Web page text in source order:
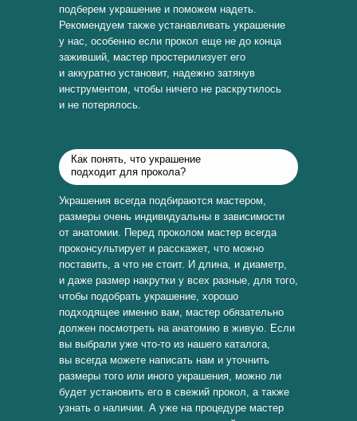
подберем украшение и поможем надеть.
Рекомендуем также устанавливать украшение
у нас, особенно если прокол еще не до конца
заживший, мастер простерилизует его
и аккуратно установит, надежно затянув
инструментом, чтобы ничего не раскрутилось
и не потерялось.
Как понять, что украшение
подходит для прокола?
Украшения всегда подбираются мастером,
размеры очень индивидуальны в зависимости
от анатомии. Перед проколом мастер всегда
проконсультирует и расскажет, что можно
поставить, а что не стоит. И длина, и диаметр,
и даже размер накрутки у всех разные, для того,
чтобы подобрать украшение, хорошо
подходящее именно вам, мастер обязательно
должен посмотреть на анатомию в живую. Если
вы выбрали уже что-то из нашего каталога,
вы всегда можете написать нам и уточнить
размеры того или иного украшения, можно ли
будет установить его в свежий прокол, а также
узнать о наличии. А уже на процедуре мастер